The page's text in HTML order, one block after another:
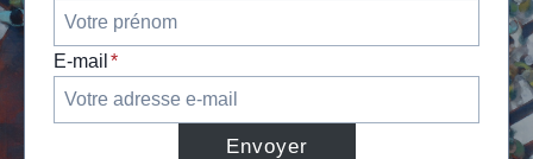
E-mail *
Envoyer